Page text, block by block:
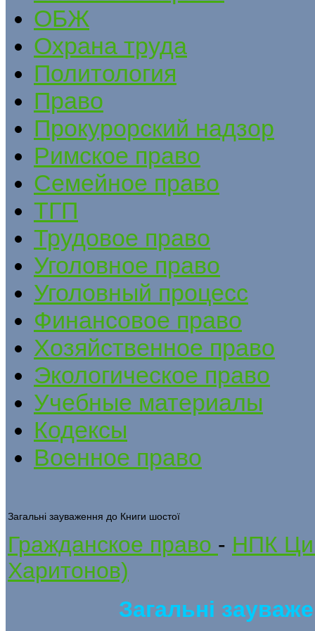
ОБЖ
Охрана труда
Политология
Право
Прокурорский надзор
Римское право
Семейное право
ТГП
Трудовое право
Уголовное право
Уголовный процесс
Финансовое право
Хозяйственное право
Экологическое право
Учебные материалы
Кодексы
Военное право
Загальні зауваження до Книги шостої
Гражданское право - НПК
Харитонов)
Загальні